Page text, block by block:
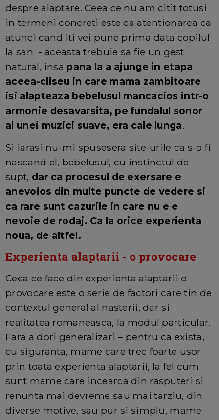
despre alaptare. Ceea ce nu am citit totusi
in termeni concreti este ca atentionarea ca
atunci cand iti vei pune prima data copilul
la san - aceasta trebuie sa fie un gest
natural, insa pana la a ajunge in etapa
aceea-cliseu in care mama zambitoare
isi alapteaza bebelusul mancacios intr-o
armonie desavarsita, pe fundalul sonor
al unei muzici suave, era cale lunga.
Si iarasi nu-mi spusesera site-urile ca s-o fi
nascand el, bebelusul, cu instinctul de
supt, dar ca procesul de exersare e
anevoios din multe puncte de vedere si
ca rare sunt cazurile in care nu e e
nevoie de rodaj. Ca la orice experienta
noua, de altfel.
Experienta alaptarii - o provocare
Ceea ce face din experienta alaptarii o
provocare este o serie de factori care tin de
contextul general al nasterii, dar si
realitatea romaneasca, la modul particular.
Fara a dori generalizari – pentru ca exista,
cu siguranta, mame care trec foarte usor
prin toata experienta alaptarii, la fel cum
sunt mame care incearca din rasputeri si
renunta mai devreme sau mai tarziu, din
diverse motive, sau pur si simplu, mame